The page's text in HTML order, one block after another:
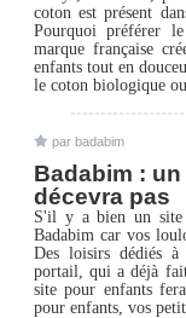
coton est présent
Pourquoi préférer
marque française
enfants tout en
le coton biologique
par badabim
Badabim :
décevra pas
S'il y a bien un site
Badabim car vos
Des loisirs dédiés
portail, qui a déjà fait
site pour enfants
pour enfants, vos